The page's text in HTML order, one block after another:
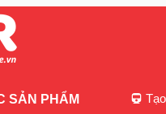
SẢN PHẨM